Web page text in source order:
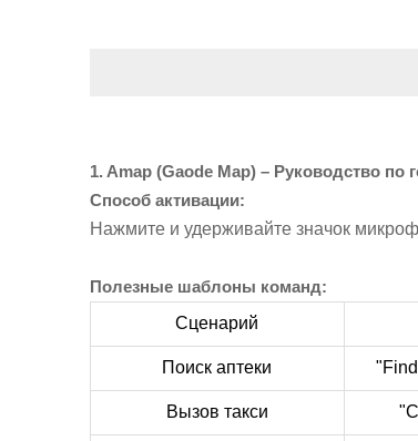
1. Amap (Gaode Map) – Руководство
Способ активации:
Нажмите и удерживайте значок
Полезные шаблоны команд:
Сценарий
Поиск аптеки
Вызов такси